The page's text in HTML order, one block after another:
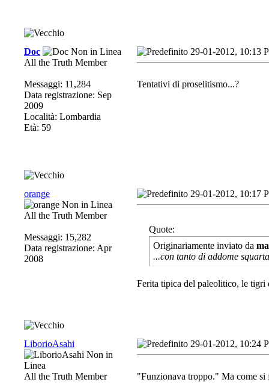
Doc
All the Truth Member
Messaggi: 11,284
Data registrazione: Sep
2009
Località: Lombardia
Età: 59
29-01-2012, 10:13
Tentativi di proselitismo...?
orange
All the Truth Member
Messaggi: 15,282
Data registrazione: Apr
2008
29-01-2012, 10:17
Quote:
Originariamente inviato da
...con tanto di addome
Ferita tipica del paleolitico, le tigri
LiborioAsahi
All the Truth Member
29-01-2012, 10:24
"Funzionava troppo." Ma come si